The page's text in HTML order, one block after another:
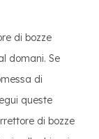
di bozze
domani. Se
di
queste
di bozze